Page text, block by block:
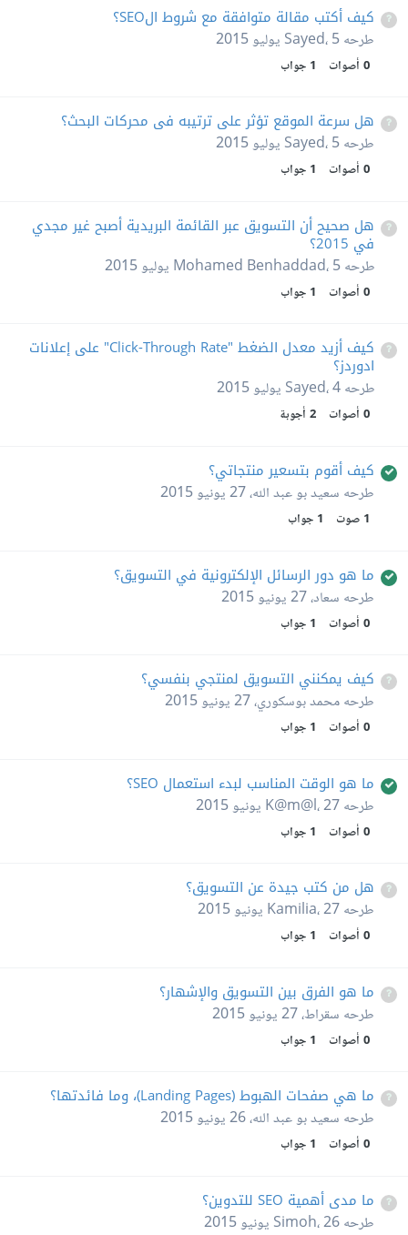
كيف أكتب مقالة متوافقة مع شروط الSEO؟
طرحه Sayed،5 يوليو 2015
0 أصوات 1 جواب
هل سرعة الموقع تؤثر على ترتيبه فى محركات البحث؟
طرحه Sayed،5 يوليو 2015
0 أصوات 1 جواب
هل صحيح أن التسويق عبر القائمة البريدية أصبح غير مجدي
في 2015؟
طرحه Mohamed Benhaddad،5 يوليو 2015
0 أصوات 1 جواب
كيف أزيد معدل الضغط "Click-Through Rate" على إعلانات
ادوردز؟
طرحه Sayed،4 يوليو 2015
0 أصوات 2 أجوبة
كيف أقوم بتسعير منتجاتي؟
طرحه سعيد بو عبد الله،27 يونيو 2015
1 صوت 1 جواب
ما هو دور الرسائل الإلكترونية في التسويق؟
طرحه سعاد،27 يونيو 2015
0 أصوات 1 جواب
كيف يمكنني التسويق لمنتجي بنفسي؟
طرحهمحمد بوسكوري،27 يونيو 2015
0 أصوات 1 جواب
ما هو الوقت المناسب لبدء استعمال SEO؟
طرحه K@m@l،27 يونيو 2015
0 أصوات 1 جواب
هل من كتب جيدة عن التسويق؟
طرحه Kamilia،27 يونيو 2015
0 أصوات 1 جواب
ما هو الفرق بين التسويق والإشهار؟
طرحه سقراط،27 يونيو 2015
0 أصوات 1 جواب
ما هي صفحات الهبوط (Landing Pages)، وما فائدتها؟
طرحه سعيد بو عبد الله،26 يونيو 2015
0 أصوات 1 جواب
ما مدى أهمية SEO للتدوين؟
طرحه Simoh،26 يونيو 2015